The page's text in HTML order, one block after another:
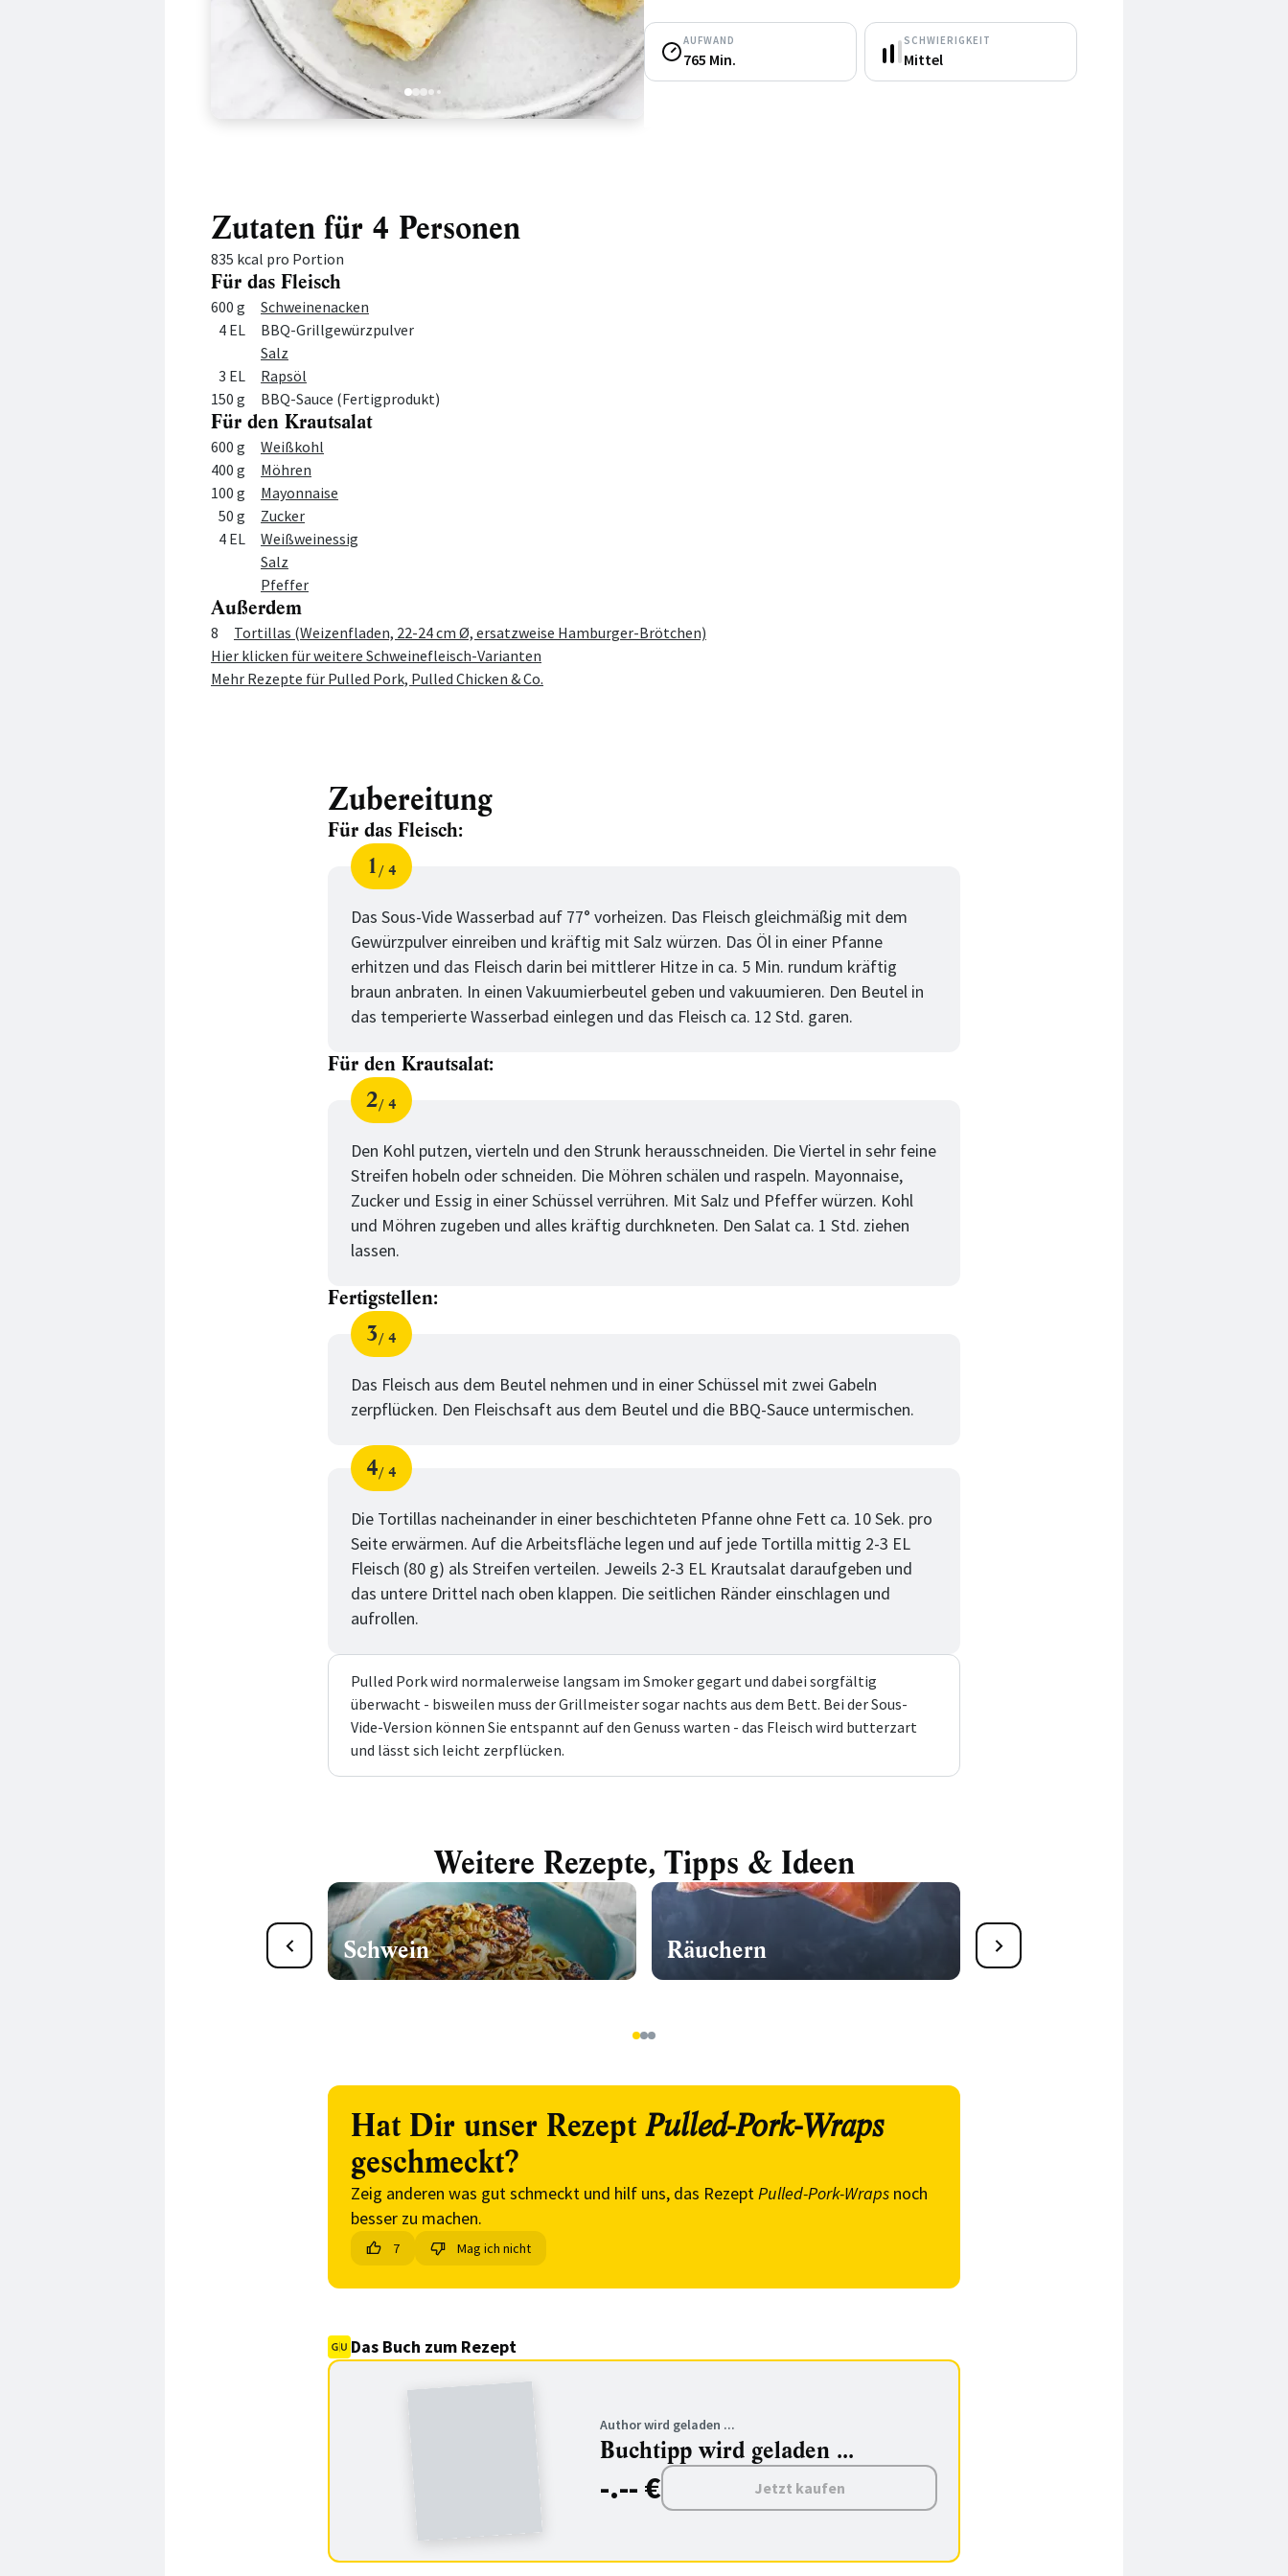
1234 5
AUFWAND
765 Min.
SCHWIERIGKEIT
Mittel
Zutaten für 4 Personen
835 kcal pro Portion
Für das Fleisch
Menge Zutat
600 g
Schweinenacken
4 EL
BBQ-Grillgewürzpulver
Salz
3 EL
Rapsöl
150 g
BBQ-Sauce (Fertigprodukt)
Für den Krautsalat
Menge Zutat
600 g
Weißkohl
400 g
Möhren
100 g
Mayonnaise
50 g
Zucker
4 EL
Weißweinessig
Salz
Pfeffer
Außerdem
MengeZutat
8
Tortillas (Weizenfladen, 22-24 cm Ø, ersatzweise Hamburger-Brötchen)
Hier klicken für weitere Schweinefleisch-Varianten
Mehr Rezepte für Pulled Pork, Pulled Chicken & Co.
Zubereitung
Für das Fleisch:
Schritt
1
von
4
für
Für
das
Fleisch:
Das Sous-Vide Wasserbad auf 77° vorheizen. Das Fleisch gleichmäßig mit dem
Gewürzpulver einreiben und kräftig mit Salz würzen. Das Öl in einer Pfanne
erhitzen und das Fleisch darin bei mittlerer Hitze in ca. 5 Min. rundum kräftig
braun anbraten. In einen Vakuumierbeutel geben und vakuumieren. Den Beutel in
das temperierte Wasserbad einlegen und das Fleisch ca. 12 Std. garen.
Für den Krautsalat:
Schritt
2
von
4
für
Für
den
Krautsalat:
Den Kohl putzen, vierteln und den Strunk herausschneiden. Die Viertel in sehr feine
Streifen hobeln oder schneiden. Die Möhren schälen und raspeln. Mayonnaise,
Zucker und Essig in einer Schüssel verrühren. Mit Salz und Pfeffer würzen. Kohl
und Möhren zugeben und alles kräftig durchkneten. Den Salat ca. 1 Std. ziehen
lassen.
Fertigstellen:
Schritt
3
von
4
für
Fertigstellen:
Das Fleisch aus dem Beutel nehmen und in einer Schüssel mit zwei Gabeln
zerpflücken. Den Fleischsaft aus dem Beutel und die BBQ-Sauce untermischen.
Schritt
4
von
4
für
Fertigstellen:
Die Tortillas nacheinander in einer beschichteten Pfanne ohne Fett ca. 10 Sek. pro
Seite erwärmen. Auf die Arbeitsfläche legen und auf jede Tortilla mittig 2-3 EL
Fleisch (80 g) als Streifen verteilen. Jeweils 2-3 EL Krautsalat daraufgeben und
das untere Drittel nach oben klappen. Die seitlichen Ränder einschlagen und
aufrollen.
Pulled Pork wird normalerweise langsam im Smoker gegart und dabei sorgfältig
überwacht - bisweilen muss der Grillmeister sogar nachts aus dem Bett. Bei der Sous-
Vide-Version können Sie entspannt auf den Genuss warten - das Fleisch wird butterzart
und lässt sich leicht zerpflücken.
Weitere Rezepte, Tipps & Ideen
Schwein Räuchern
Slow Cooking &
Niedrigtemperaturgaren
123
Hat Dir unser Rezept Pulled-Pork-Wraps
geschmeckt?
Zeig anderen was gut schmeckt und hilf uns, das RezeptPulled-Pork-Wraps noch
besser zu machen.
7 Mag ich nicht
Das Buch zum Rezept
Author wird geladen ...
Buchtipp wird geladen ...
-.-- € Jetzt kaufen